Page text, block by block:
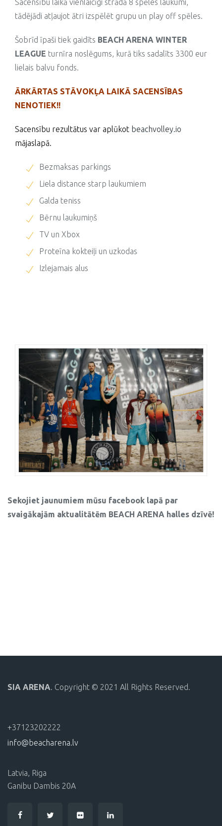
Sacensību laikā vienlaicīgi strādā 8 spēles laukumi,
tādējādi atļaujot ātri izspēlēt grupu un play off spēles.
Šobrīd īpaši tiek gaidīts BEACH ARENA WINTER
LEAGUE turnīra noslēgums, kurā tiks sadalīts 3300 eur
lielais balvu fonds.
ĀRKĀRTAS STĀVOKĻA LAIKĀ SACENSĪBAS
NENOTIEK!!
Sacensību rezultātus var aplūkot beachvolley.io
mājaslapā.
Bezmaksas parkings
Liela distance starp laukumiem
Galda teniss
Bērnu laukumiņš
TV un Xbox
Proteīna kokteiļi un uzkodas
Izlejamais alus
Sekojiet jaunumiem mūsu facebook lapā par
svaigākajām aktualitātēm BEACH ARENA halles dzīvē!
SIA ARENA. Copyright © 2021 All Rights Reserved.
+37123202222
info@beacharena.lv
Latvia, Riga
Ganibu Dambis 20A